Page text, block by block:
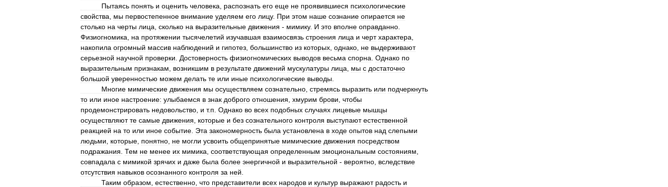
Пытаясь понять и оценить человека распознать его еще не проявившиеся психологические
свойства
мы первостепенное внимание уделяем его лицу. При этом наше сознание опирается не
столько на черты лица сколько на выразительные движения - мимику. И это вполне оправданно
Физиогномика
на протяжении тысячелетий изучавшая взаимосвязь строения лица и черт характера
накопила огромный массив наблюдений и гипотез большинство из которых однако не выдерживают
серьезной научной проверки Достоверность физиогномических выводов весьма спорна Однако по
выразительным признакам возникшим в результате движений мускулатуры лица мы с достаточно
большой уверенностью можем делать те или иные психологические выводы
Многие мимические движения мы осуществляем сознательно стремясь выразить или подчеркнуть
то или иное настроение: улыбаемся в знак доброго отношения хмурим брови чтобы
продемонстрировать недовольство и т.п Однако во всех подобных случаях лицевые мышцы
осуществляют те самые движения которые и без сознательного контроля выступают естественной
реакцией на то или иное событие Эта закономерность была установлена в ходе опытов над слепыми
людьми
которые понятно не могли усвоить общепринятые мимические движения посредством
подражания Тем не менее их мимика соответствующая определенным эмоциональным состояниям
совпадала с мимикой зрячих и даже была более энергичной и выразительной - вероятно вследствие
отсутствия навыков осознанного контроля за ней
Таким образом естественно что представители всех народов и культур выражают радость и